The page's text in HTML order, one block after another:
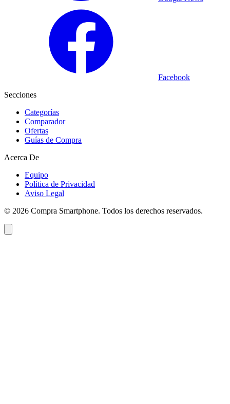
Facebook
Secciones
Categorías
Comparador
Ofertas
Guías de Compra
Acerca De
Equipo
Política de Privacidad
Aviso Legal
© 2026 Compra Smartphone. Todos los derechos reservados.